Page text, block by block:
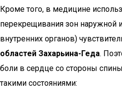
Кроме того, в медицине
перекрещивания зон наружной
внутренних органов)
областей Захарьина-Геда.
боли в сердце со стороны
такими состояниями: